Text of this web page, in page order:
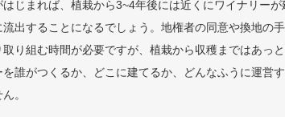
はじまれば、植栽から3~4年後には近くにワイナリー
流出することになるでしょう。地権者の同意や換地の
取り組む時間が必要ですが、植栽から収穫まではあっ
を誰がつくるか、どこに建てるか、どんなふうに運営
。